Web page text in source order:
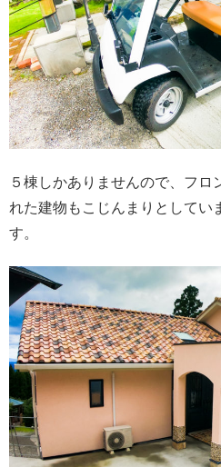
５棟しかありませんので、フロ
れた建物もこじんまりとしてい
す。